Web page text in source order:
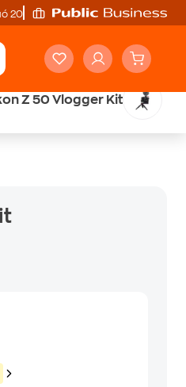
20'
Nikon Z 50 Vlogger Kit
€